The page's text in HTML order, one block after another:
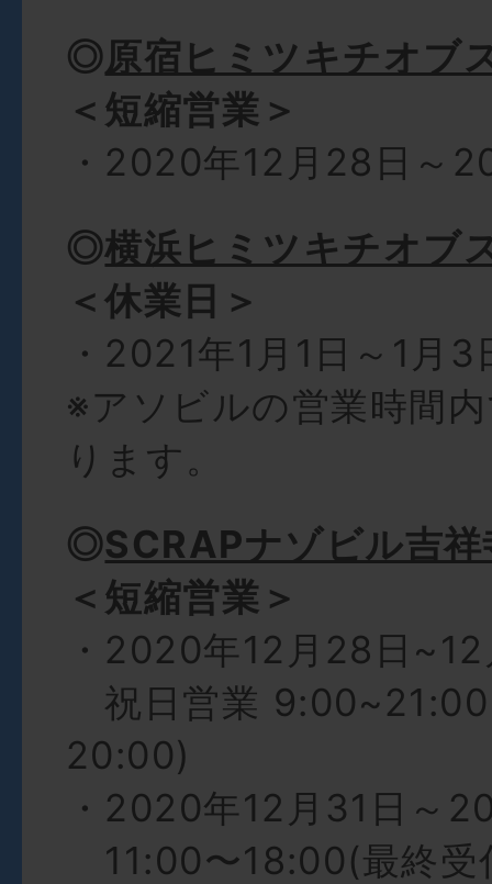
◎原宿ヒミツキチオブ
＜短縮営業＞
・2020年12月28日～
◎横浜ヒミツキチオブ
＜休業日＞
・2021年1月1日～1月3
※アソビルの営業時間
ります。
◎SCRAPナゾビル吉祥
＜短縮営業＞
・2020年12月28日
祝日営業
20:00)
・2020年12月31日～
11:00〜18:00(最終受